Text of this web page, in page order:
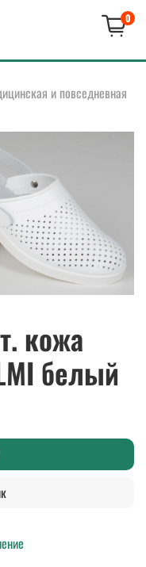
0
и повседневная
кожа
белый